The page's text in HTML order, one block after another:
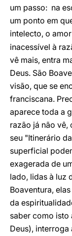
um passo: na
um ponto em
intelecto, o
inacessível à
vê mais, entra
Deus. São
visão, que se
franciscana.
aparece toda a
razão já não vê,
seu "Itinerário
superficial
exagerada de
lado, lidas à luz
Boaventura,
da
saber como isto
Deus), interroga